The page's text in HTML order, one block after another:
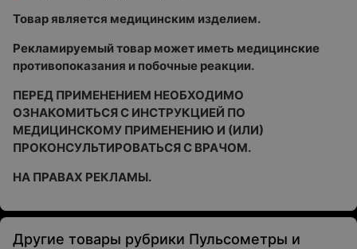
Товар является медицинским изделием.
Рекламируемый товар может иметь медицинские
противопоказания и побочные реакции.
ПЕРЕД ПРИМЕНЕНИЕМ НЕОБХОДИМО
ОЗНАКОМИТЬСЯ С ИНСТРУКЦИЕЙ ПО
МЕДИЦИНСКОМУ ПРИМЕНЕНИЮ И (ИЛИ)
ПРОКОНСУЛЬТИРОВАТЬСЯ С ВРАЧОМ.
НА ПРАВАХ РЕКЛАМЫ.
Другие товары рубрики Пульсометры и